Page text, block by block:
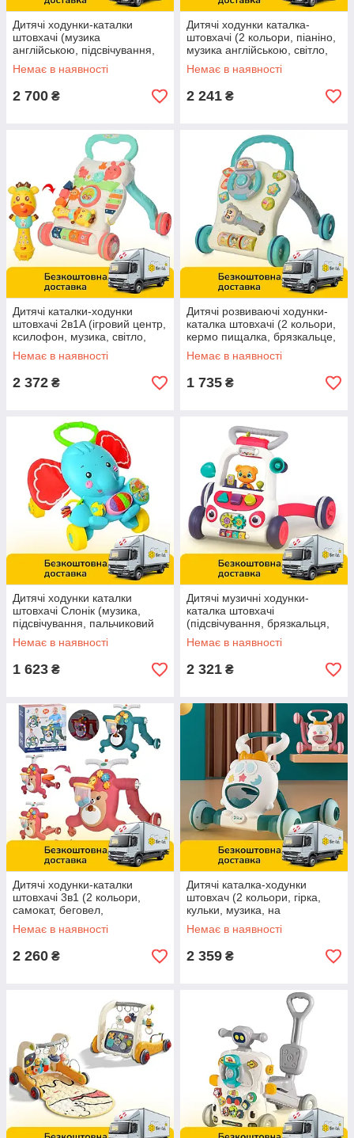
Дитячі ходунки-каталки
штовхачі (музика
англійською, підсвічування,
сортер) K1-pink Рожеві
Немає в наявності
2 700 ₴
Дитячі ходунки каталка-
штовхачі (2 кольори, піаніно,
музика англійською, світло,
на батарейках) QX-91159E
Немає в наявності
2 241 ₴
Дитячі каталки-ходунки
штовхачі 2в1A (ігровий центр,
ксилофон, музика, світло,
шестерні, пищалка) 2018-7
Немає в наявності
2 372 ₴
Дитячі розвиваючі ходунки-
каталка штовхачі (2 кольори,
кермо пищалка, брязкальце,
музика, світло) 698-62-63
Немає в наявності
1 735 ₴
Дитячі ходунки каталки
штовхачі Слонік (музика,
підсвічування, пальчиковий
лабіринт, на батарейках)
S919
Немає в наявності
1 623 ₴
Дитячі музичні ходунки-
каталка штовхачі
(підсвічування, брязкальця,
мелодії, сортер, шестерні)
HB 0023
Немає в наявності
2 321 ₴
Дитячі ходунки-каталки
штовхачі 3в1 (2 кольори,
самокат, беговел,
баскетбольне кільце, світло,
звук) A2018-8
Немає в наявності
2 260 ₴
Дитячі каталка-ходунки
штовхач (2 кольори, гірка,
кульки, музика, на
батарейках, підсвічування)
6201B
Немає в наявності
2 359 ₴